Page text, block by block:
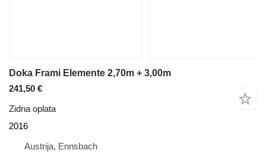
Doka Frami Elemente 2,70m + 3,00m
241,50 €
Zidna oplata
2016
Austrija, Ennsbach